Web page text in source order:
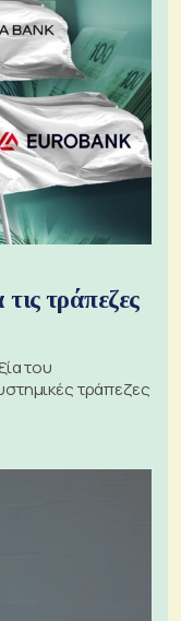
τράπεζες
του
τράπεζες